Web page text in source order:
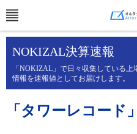
NOKIZAL決算速報
「NOKIZAL」で日々収集している
情報を速報値としてお届けします。
「タワーレコード